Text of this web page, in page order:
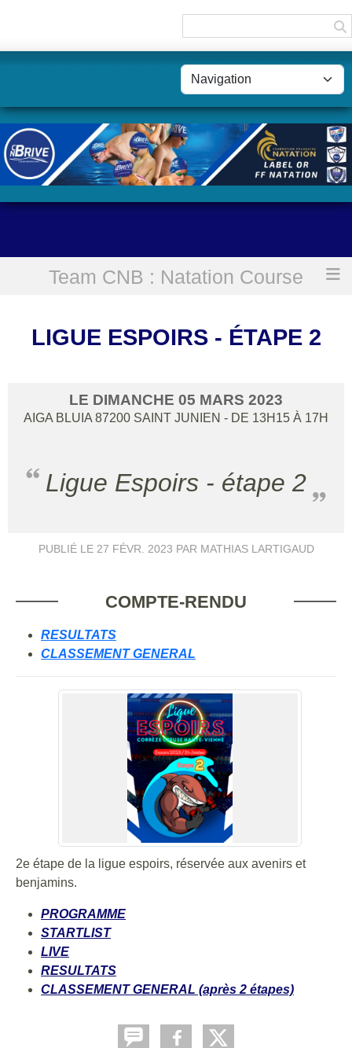
Team CNB : Natation Course
Ligue Espoirs - étape 2
LIGUE ESPOIRS - ÉTAPE 2
LE DIMANCHE 05 MARS 2023
AIGA BLUIA 87200 SAINT JUNIEN - DE 13H15 À 17H
Ligue Espoirs - étape 2
PUBLIÉ LE 27 FÉVR. 2023 PAR MATHIAS LARTIGAUD
COMPTE-RENDU
RESULTATS
CLASSEMENT GENERAL
2e étape de la ligue espoirs, réservée aux avenirs et
benjamins.
PROGRAMME
STARTLIST
LIVE
RESULTATS
CLASSEMENT GENERAL (après 2 étapes)